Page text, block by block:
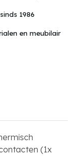
1986
en meubilair
(1x